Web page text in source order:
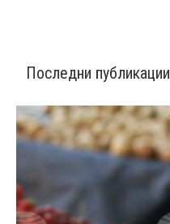
Последни публикации